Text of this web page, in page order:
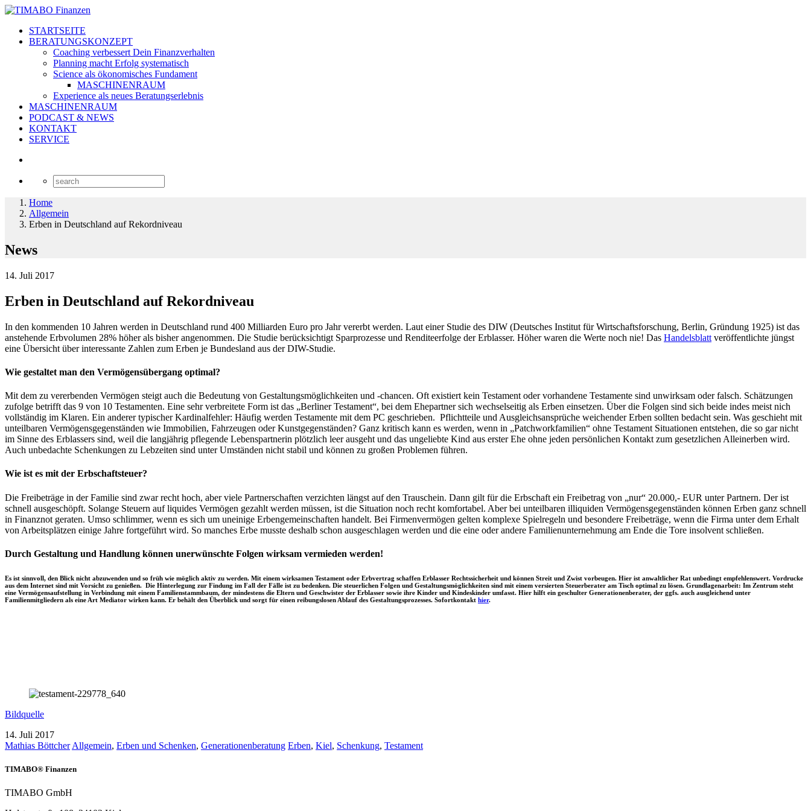
STARTSEITE
BERATUNGSKONZEPT
Coaching verbessert Dein Finanzverhalten
Planning macht Erfolg systematisch
Science als ökonomisches Fundament
MASCHINENRAUM
Experience als neues Beratungserlebnis
MASCHINENRAUM
PODCAST & NEWS
KONTAKT
SERVICE
Home
Allgemein
Erben in Deutschland auf Rekordniveau
News
14. Juli 2017
Erben in Deutschland auf Rekordniveau
In den kommenden 10 Jahren werden in Deutschland rund 400 Milliarden Euro pro Jahr vererbt werden. Laut einer Studie des DIW (Deutsches Institut für Wirtschaftsforschung, Berlin, Gründung 1925) ist das
anstehende Erbvolumen 28% höher als bisher angenommen. Die Studie berücksichtigt Sparprozesse und Renditeerfolge der Erblasser. Höher waren die Werte noch nie! Das Handelsblatt veröffentlichte jüngst
eine Übersicht über interessante Zahlen zum Erben je Bundesland aus der DIW-Studie.
Wie gestaltet man den Vermögensübergang optimal?
Mit dem zu vererbenden Vermögen steigt auch die Bedeutung von Gestaltungsmöglichkeiten und -chancen. Oft existiert kein Testament oder vorhandene Testamente sind unwirksam oder falsch. Schätzungen
zufolge betrifft das 9 von 10 Testamenten. Eine sehr verbreitete Form ist das „Berliner Testament“, bei dem Ehepartner sich wechselseitig als Erben einsetzen. Über die Folgen sind sich beide indes meist nich
vollständig im Klaren. Ein anderer typischer Kardinalfehler: Häufig werden Testamente mit dem PC geschrieben. Pflichtteile und Ausgleichsansprüche weichender Erben sollten bedacht sein. Was geschieht mit
unteilbaren Vermögensgegenständen wie Immobilien, Fahrzeugen oder Kunstgegenständen? Ganz kritisch kann es werden, wenn in „Patchworkfamilien“ ohne Testament Situationen entstehen, die so gar nicht
im Sinne des Erblassers sind, weil die langjährig pflegende Lebenspartnerin plötzlich leer ausgeht und das ungeliebte Kind aus erster Ehe ohne jeden persönlichen Kontakt zum gesetzlichen Alleinerben wird.
Auch unbedachte Schenkungen zu Lebzeiten sind unter Umständen nicht stabil und können zu großen Problemen führen.
Wie ist es mit der Erbschaftsteuer?
Die Freibeträge in der Familie sind zwar recht hoch, aber viele Partnerschaften verzichten längst auf den Trauschein. Dann gilt für die Erbschaft ein Freibetrag von „nur“ 20.000,- EUR unter Partnern. Der ist
schnell ausgeschöpft. Solange Steuern auf liquides Vermögen gezahlt werden müssen, ist die Situation noch recht komfortabel. Aber bei unteilbaren illiquiden Vermögensgegenständen können Erben ganz schnell
in Finanznot geraten. Umso schlimmer, wenn es sich um uneinige Erbengemeinschaften handelt. Bei Firmenvermögen gelten komplexe Spielregeln und besondere Freibeträge, wenn die Firma unter dem Erhalt
von Arbeitsplätzen einige Jahre fortgeführt wird. So manches Erbe musste deshalb schon ausgeschlagen werden und die eine oder andere Familienunternehmung am Ende die Tore insolvent schließen.
Durch Gestaltung und Handlung können unerwünschte Folgen wirksam vermieden werden!
Es ist sinnvoll, den Blick nicht abzuwenden und so früh wie möglich aktiv zu werden. Mit einem wirksamen Testament oder Erbvertrag schaffen Erblasser Rechtssicherheit und können Streit und Zwist vorbeugen. Hier ist anwaltlicher Rat unbedingt empfehlenswert. Vordrucke
aus dem Internet sind mit Vorsicht zu genießen. Die Hinterlegung zur Findung im Fall der Fälle ist zu bedenken. Die steuerlichen Folgen und Gestaltungsmöglichkeiten sind mit einem versierten Steuerberater am Tisch optimal zu lösen. Grundlagenarbeit: Im Zentrum steht
eine Vermögensaufstellung in Verbindung mit einem Familienstammbaum, der mindestens die Eltern und Geschwister der Erblasser sowie ihre Kinder und Kindeskinder umfasst. Hier hilft ein geschulter Generationenberater, der ggfs. auch ausgleichend unter
Familienmitgliedern als eine Art Mediator wirken kann. Er behält den Überblick und sorgt für einen reibungslosen Ablauf des Gestaltungsprozesses. Sofortkontakt hier.
Bildquelle
14. Juli 2017
Mathias Böttcher Allgemein, Erben und Schenken, Generationenberatung Erben, Kiel, Schenkung, Testament
TIMABO® Finanzen
TIMABO GmbH